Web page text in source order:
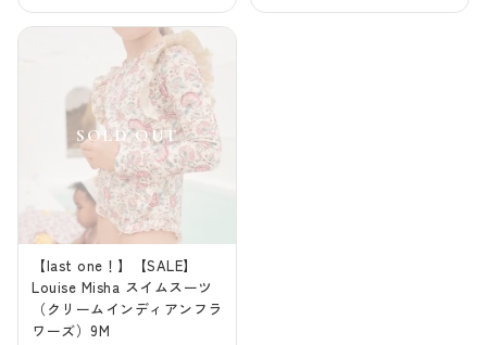
【last one！】【SALE】
Louise Misha スイムスーツ
（クリームインディアンフラ
ワーズ）9M